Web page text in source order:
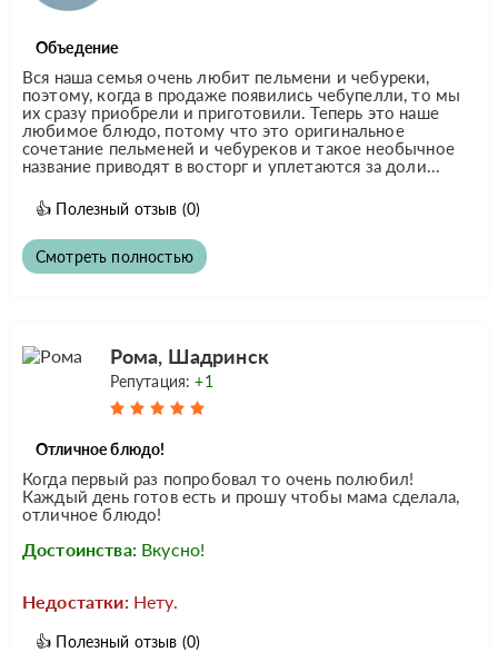
Объедение
Вся наша семья очень любит пельмени и чебуреки,
поэтому, когда в продаже появились чебупелли, то мы
их сразу приобрели и приготовили. Теперь это наше
любимое блюдо, потому что это оригинальное
сочетание пельменей и чебуреков и такое необычное
название приводят в восторг и уплетаются за доли...
👍 Полезный отзыв (0)
Смотреть полностью
Рома, Шадринск
Репутация:+1
Отличное блюдо!
Когда первый раз попробовал то очень полюбил!
Каждый день готов есть и прошу чтобы мама сделала,
отличное блюдо!
Достоинства: Вкусно!
Недостатки: Нету.
👍 Полезный отзыв (0)